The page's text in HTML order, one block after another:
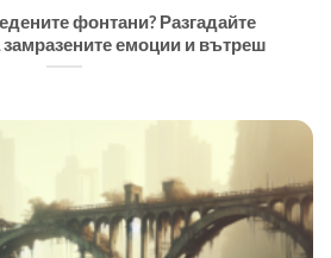
фонтани? Разгадайте
емоции и вътреш